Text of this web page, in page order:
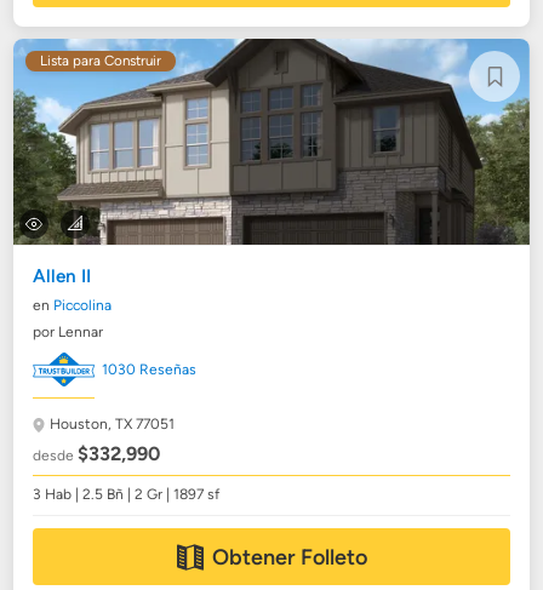
Lista para Construir
Allen II
en Piccolina
por Lennar
1030 Reseñas
Houston, TX 77051
desde$332,990
3 Hab | 2.5 Bñ | 2 Gr | 1897 sf
Obtener Folleto